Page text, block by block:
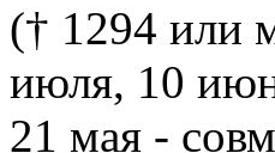
(† 1294 или
июля, 10
21 мая -